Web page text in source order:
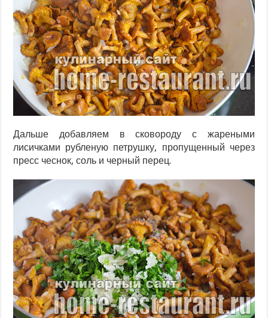
Дальше добавляем в сковороду с жареными
лисичками рубленую петрушку, пропущенный через
пресс чеснок, соль и черный перец.